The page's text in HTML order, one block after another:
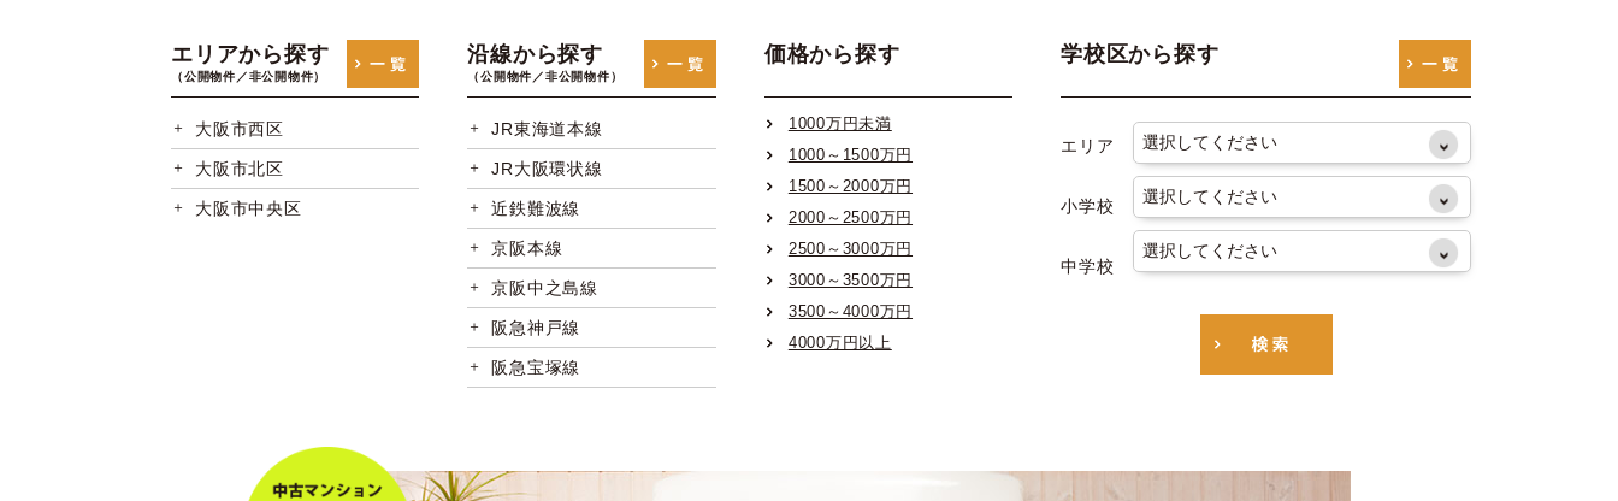
エリアから探す
（公開物件／非公開物件）
大阪市西区
大阪市北区
大阪市中央区
沿線から探す
（公開物件／非公開物件）
JR東海道本線
JR大阪環状線
近鉄難波線
京阪本線
京阪中之島線
阪急神戸線
阪急宝塚線
阪神なんば線
価格から探す
1000万円未満
1000～1500万円
1500～2000万円
2000～2500万円
2500～3000万円
3000～3500万円
3500～4000万円
4000万円以上
学校区から探す
エリア
小学校
中学校